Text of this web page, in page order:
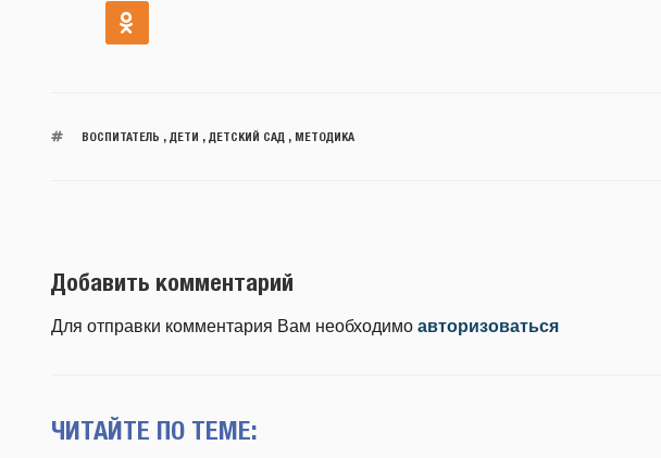
ВОСПИТАТЕЛЬ ДЕТИ ДЕТСКИЙ САД МЕТОДИКА
Добавить комментарий
Для отправки комментария Вам необходимо авторизоваться
ЧИТАЙТЕ ПО ТЕМЕ: